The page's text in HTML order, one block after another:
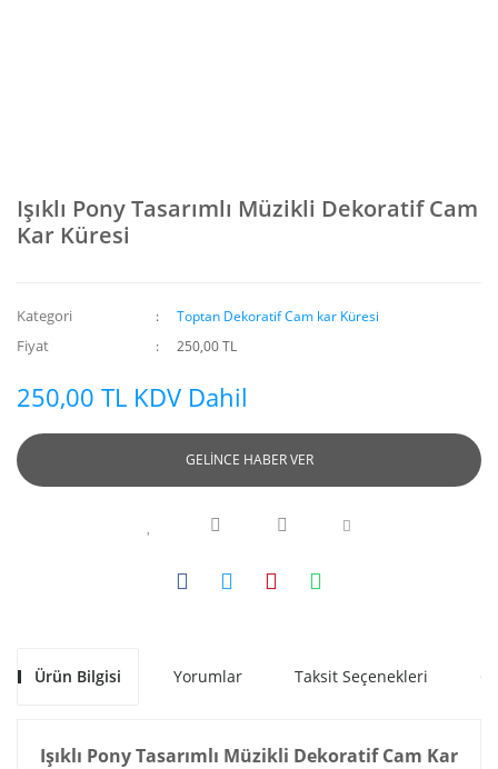
Işıklı Pony Tasarımlı Müzikli Dekoratif Cam
Kar Küresi
Kategori Toptan Dekoratif Cam kar Küresi
Fiyat 250,00 TL
250,00 TL KDV Dahil
GELİNCE HABER VER
Ürün Bilgisi Yorumlar Taksit Seçenekleri
Işıklı Pony Tasarımlı Müzikli Dekoratif Cam Kar